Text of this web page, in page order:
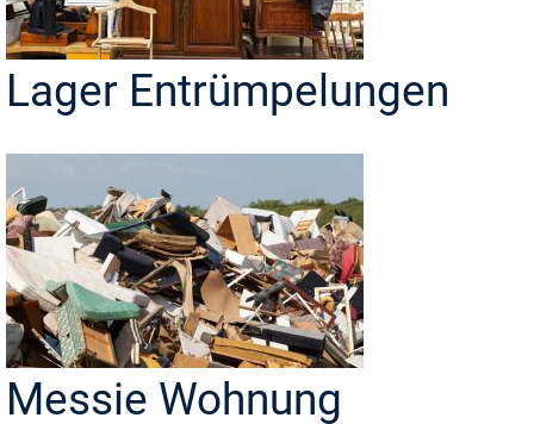
Lager Entrümpelungen
Messie Wohnung